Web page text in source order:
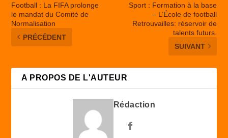
Football : La FIFA prolonge
le mandat du Comité de
Normalisation
PRÉCÉDENT
Sport : Formation à la base
– L’École de football
Retrouvailles: réservoir de
talents futurs.
SUIVANT
A PROPOS DE L'AUTEUR
Rédaction